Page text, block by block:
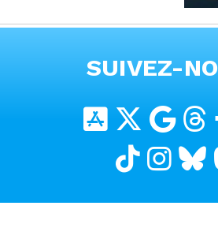
#voitureelectrique
SUIVEZ-